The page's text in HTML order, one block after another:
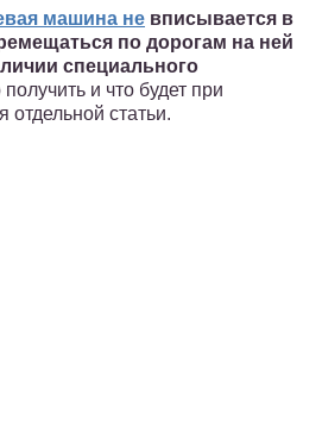
машина не вписывается в
по дорогам на ней
специального
получить и что будет при
отдельной статьи.